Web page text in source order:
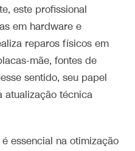
este profissional
em hardware e
reparos físicos em
mãe, fontes de
sentido, seu papel
atualização técnica
essencial na otimização